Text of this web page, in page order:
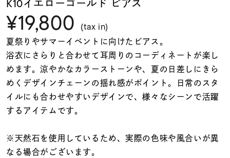
ファッションテイス
ト
着用シーン
コレクション
レディース
リングサイズ
～
K10イエローゴールド ピアス
¥19,800 (tax in)
夏祭りやサマーイベントに向けたピアス。
浴衣にさらりと合わせて耳周りのコーディネートが楽し
めます。涼やかなカラーストーンや、夏の日差しにきら
めくデザインチェーンの揺れ感がポイント。日常のスタ
イルにも合わせやすいデザインで、様々なシーンで活躍
するアイテムです。
※天然石を使用しているため、実際の色味や風合いが異
なる場合がございます。